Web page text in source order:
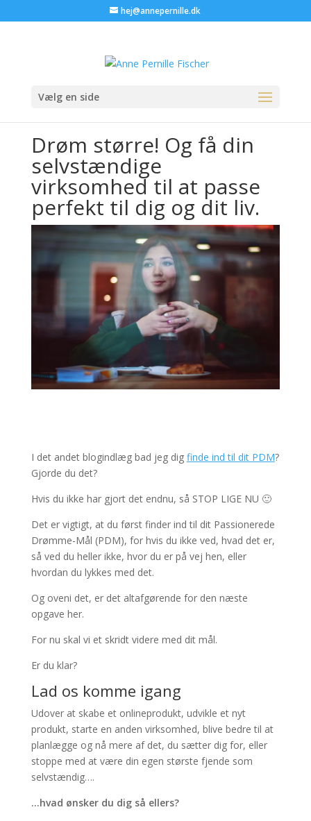
hej@annepernille.dk
Vælg en side
Drøm større! Og få din
selvstændige
virksomhed til at passe
perfekt til dig og dit liv.
I det andet blogindlæg bad jeg dig finde ind til dit PDM?
Gjorde du det?
Hvis du ikke har gjort det endnu, så STOP LIGE NU 🙂
Det er vigtigt, at du først finder ind til dit Passionerede
Drømme-Mål (PDM), for hvis du ikke ved, hvad det er,
så ved du heller ikke, hvor du er på vej hen, eller
hvordan du lykkes med det.
Og oveni det, er det altafgørende for den næste
opgave her.
For nu skal vi et skridt videre med dit mål.
Er du klar?
Lad os komme igang
Udover at skabe et onlineprodukt, udvikle et nyt
produkt, starte en anden virksomhed, blive bedre til at
planlægge og nå mere af det, du sætter dig for, eller
stoppe med at være din egen største fjende som
selvstændig….
…hvad ønsker du dig så ellers?